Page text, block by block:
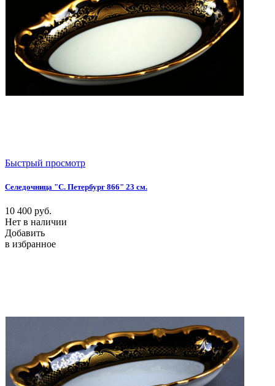
Быстрый просмотр
Селедочница "С. Петербург 866" 23 см.
10 400 руб.
Нет в наличии
Добавить
в избранное